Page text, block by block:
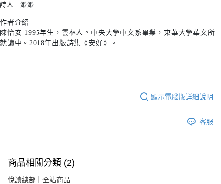
詩人 渺渺
作者介紹
陳怡安 1995年生，雲林人。中央大學中文系畢業，東華大學華文所
就讀中。2018年出版詩集《安好》。
顯示電腦版詳細說明
客服
商品相關分類 (2)
悅讀總部｜全站商品